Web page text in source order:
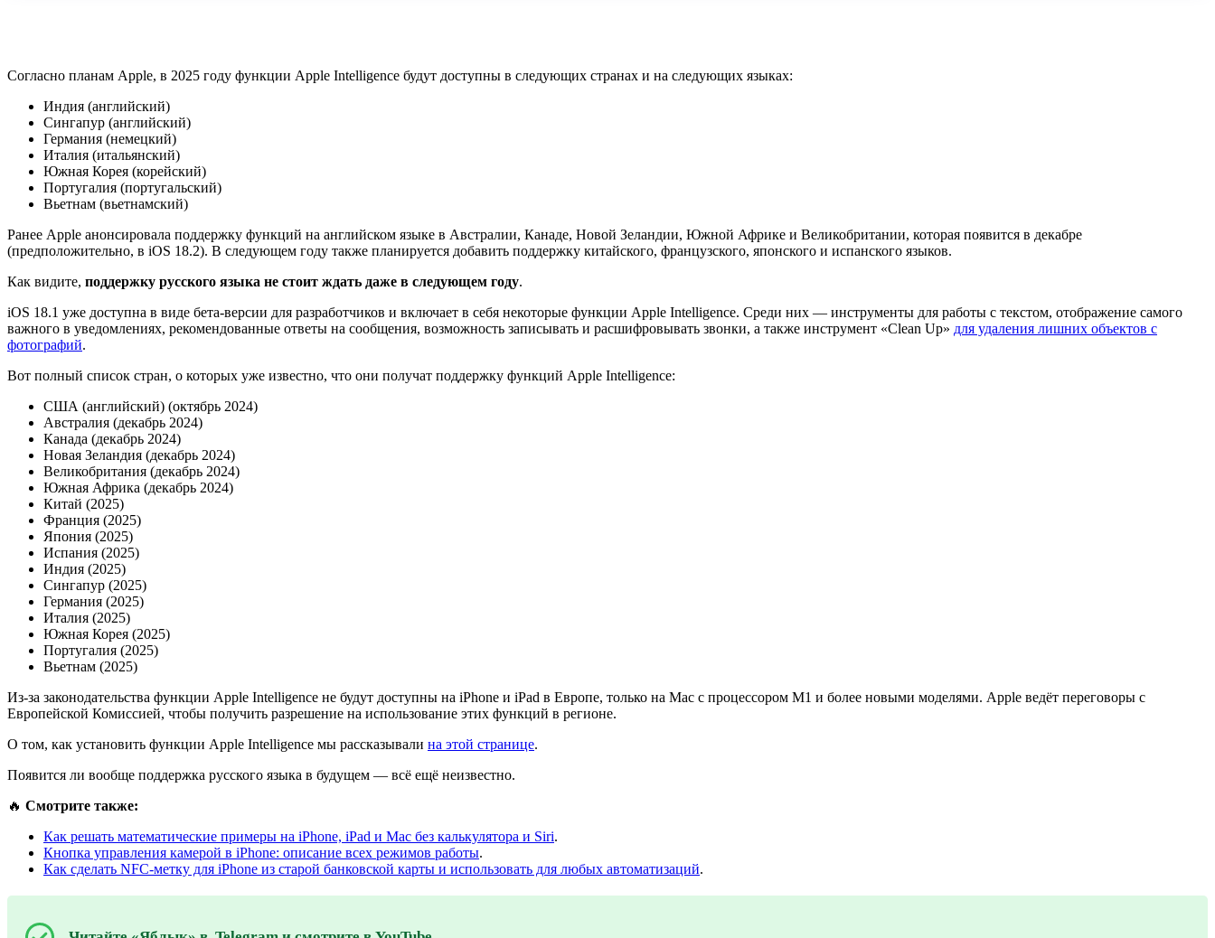
Согласно планам Apple, в 2025 году функции Apple Intelligence будут доступны в следующих странах и на следующих языках:
Индия (английский)
Сингапур (английский)
Германия (немецкий)
Италия (итальянский)
Южная Корея (корейский)
Португалия (португальский)
Вьетнам (вьетнамский)
Ранее Apple анонсировала поддержку функций на английском языке в Австралии, Канаде, Новой Зеландии, Южной Африке и Великобритании, которая появится в декабре
(предположительно, в iOS 18.2). В следующем году также планируется добавить поддержку китайского, французского, японского и испанского языков.
Как видите, поддержку русского языка не стоит ждать даже в следующем году.
iOS 18.1 уже доступна в виде бета-версии для разработчиков и включает в себя некоторые функции Apple Intelligence. Среди них — инструменты для работы с текстом, отображение самого
важного в уведомлениях, рекомендованные ответы на сообщения, возможность записывать и расшифровывать звонки, а также инструмент «Clean Up» для удаления лишних объектов с
фотографий.
Вот полный список стран, о которых уже известно, что они получат поддержку функций Apple Intelligence:
США (английский) (октябрь 2024)
Австралия (декабрь 2024)
Канада (декабрь 2024)
Новая Зеландия (декабрь 2024)
Великобритания (декабрь 2024)
Южная Африка (декабрь 2024)
Китай (2025)
Франция (2025)
Япония (2025)
Испания (2025)
Индия (2025)
Сингапур (2025)
Германия (2025)
Италия (2025)
Южная Корея (2025)
Португалия (2025)
Вьетнам (2025)
Из-за законодательства функции Apple Intelligence не будут доступны на iPhone и iPad в Европе, только на Mac с процессором M1 и более новыми моделями. Apple ведёт переговоры с
Европейской Комиссией, чтобы получить разрешение на использование этих функций в регионе.
О том, как установить функции Apple Intelligence мы рассказывали на этой странице.
Появится ли вообще поддержка русского языка в будущем — всё ещё неизвестно.
🔥 Смотрите также:
Как решать математические примеры на iPhone, iPad и Mac без калькулятора и Siri.
Кнопка управления камерой в iPhone: описание всех режимов работы.
Как сделать NFC-метку для iPhone из старой банковской карты и использовать для любых автоматизаций.